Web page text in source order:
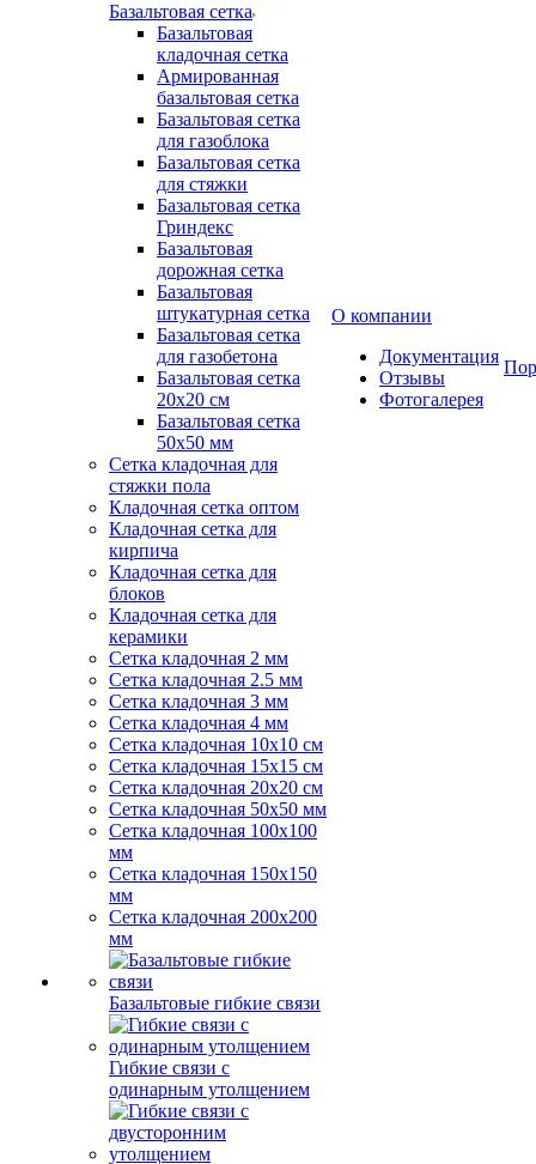
Базальтовая сетка
Базальтовая
кладочная сетка
Армированная
базальтовая сетка
Базальтовая сетка
для газоблока
Базальтовая сетка
для стяжки
Базальтовая сетка
Гриндекс
Базальтовая
дорожная сетка
Базальтовая
штукатурная сетка
Базальтовая сетка
для газобетона
Базальтовая сетка
20x20 см
Базальтовая сетка
50x50 мм
Сетка кладочная для
стяжки пола
Кладочная сетка оптом
Кладочная сетка для
кирпича
Кладочная сетка для
блоков
Кладочная сетка для
керамики
Сетка кладочная 2 мм
Сетка кладочная 2.5 мм
Сетка кладочная 3 мм
Сетка кладочная 4 мм
Сетка кладочная 10x10 см
Сетка кладочная 15x15 см
Сетка кладочная 20x20 см
Сетка кладочная 50x50 мм
Сетка кладочная 100x100
мм
Сетка кладочная 150x150
мм
Сетка кладочная 200x200
мм
Базальтовые гибкие связи
Гибкие связи с
одинарным утолщением
О компании
Документация
Отзывы
Фотогалерея